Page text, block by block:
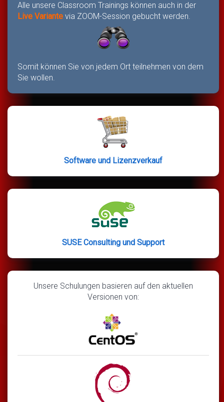
Alle unsere Classroom Trainings können auch in der
Live Variante via ZOOM-Session gebucht werden.
Somit können Sie von jedem Ort teilnehmen von dem
Sie wollen.
Software und Lizenzverkauf
SUSE Consulting und Support
Unsere Schulungen basieren auf den aktuellen
Versionen von: